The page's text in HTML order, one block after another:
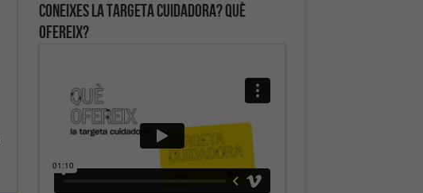
Coneixes la targeta cuidadora? Què
ofereix?